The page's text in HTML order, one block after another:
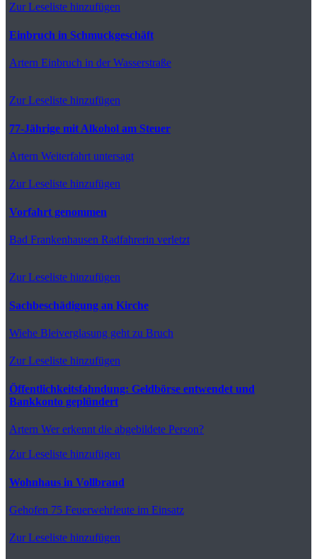
Zur Leseliste hinzufügen
Einbruch in Schmuckgeschäft
Artern Einbruch in der Wasserstraße
Zur Leseliste hinzufügen
77-Jährige mit Alkohol am Steuer
Artern Weiterfahrt untersagt
Zur Leseliste hinzufügen
Vorfahrt genommen
Bad Frankenhausen Radfahrerin verletzt
Zur Leseliste hinzufügen
Sachbeschädigung an Kirche
Wiehe Bleiverglasung geht zu Bruch
Zur Leseliste hinzufügen
Öffentlichkeitsfahndung: Geldbörse entwendet und
Bankkonto geplündert
Artern Wer erkennt die abgebildete Person?
Zur Leseliste hinzufügen
Wohnhaus in Vollbrand
Gehofen 75 Feuerwehrleute im Einsatz
Zur Leseliste hinzufügen